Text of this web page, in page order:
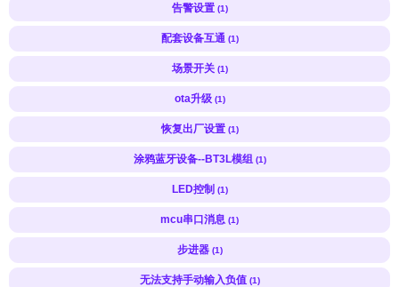
告警设置 (1)
配套设备互通 (1)
场景开关 (1)
ota升级 (1)
恢复出厂设置 (1)
涂鸦蓝牙设备--BT3L模组 (1)
LED控制 (1)
mcu串口消息 (1)
步进器 (1)
无法支持手动输入负值 (1)